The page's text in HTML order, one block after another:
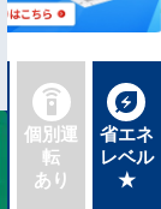
個別運
転
あり
省エネ
レベル
★